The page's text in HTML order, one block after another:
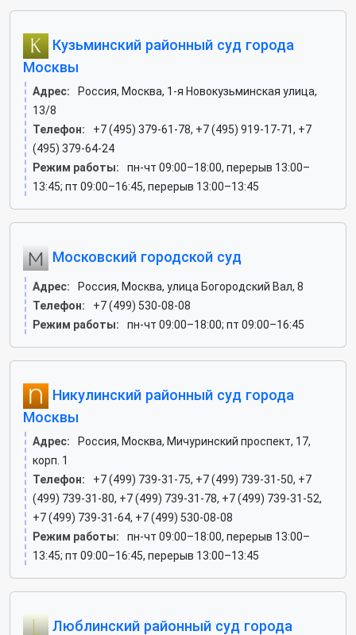
Кузьминский районный суд города
Москвы
Адрес:
Россия, Москва, 1-я Новокузьминская улица,
13/8
Телефон:
+7 (495) 379-61-78, +7 (495) 919-17-71, +7
(495) 379-64-24
Режим работы:
пн-чт 09:00–18:00, перерыв 13:00–
13:45; пт 09:00–16:45, перерыв 13:00–13:45
Московский городской суд
Адрес:
Россия, Москва, улица Богородский Вал, 8
Телефон:
+7 (499) 530-08-08
Режим работы:
пн-чт 09:00–18:00; пт 09:00–16:45
Никулинский районный суд города
Москвы
Адрес:
Россия, Москва, Мичуринский проспект, 17,
корп. 1
Телефон:
+7 (499) 739-31-75, +7 (499) 739-31-50, +7
(499) 739-31-80, +7 (499) 739-31-78, +7 (499) 739-31-52,
+7 (499) 739-31-64, +7 (499) 530-08-08
Режим работы:
пн-чт 09:00–18:00, перерыв 13:00–
13:45; пт 09:00–16:45, перерыв 13:00–13:45
Люблинский районный суд города